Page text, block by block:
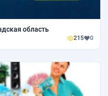
область
215 0